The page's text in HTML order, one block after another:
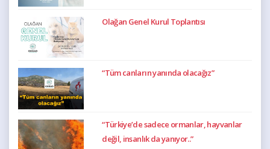
Olağan Genel Kurul Toplantısı
“Tüm canların yanında olacağız”
“Türkiye’de sadece ormanlar, hayvanlar
değil, insanlık da yanıyor..”